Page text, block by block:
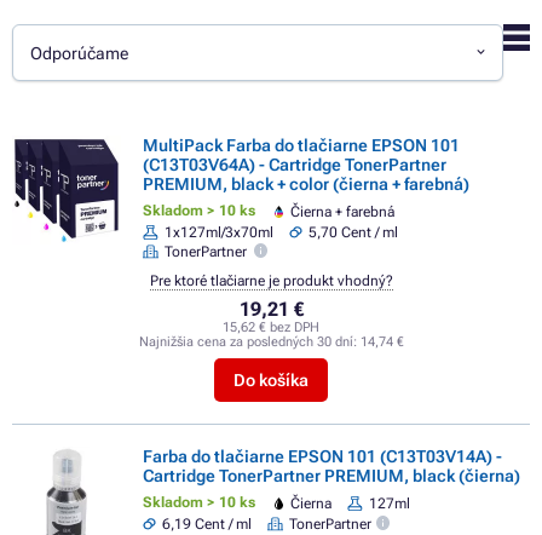
Odporúčame
MultiPack Farba do tlačiarne EPSON 101
(C13T03V64A) - Cartridge TonerPartner
PREMIUM, black + color (čierna + farebná)
Skladom > 10 ks
Čierna + farebná
1x127ml/3x70ml
5,70 Cent / ml
TonerPartner
19,21 €
15,62 € bez DPH
Najnižšia cena za posledných 30 dní: 14,74 €
Do košíka
Pre ktoré tlačiarne je produkt vhodný?
Farba do tlačiarne EPSON 101 (C13T03V14A) -
Cartridge TonerPartner PREMIUM, black (čierna)
Skladom > 10 ks Čierna
127ml
6,19 Cent / ml
TonerPartner